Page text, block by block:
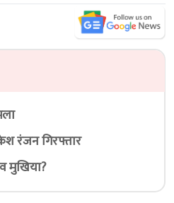
रंजन गिरफ्तार
मुखिया?